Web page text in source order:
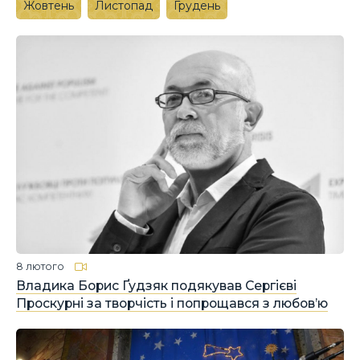
Жовтень Листопад Грудень
Владика Борис Ґудзяк подякував Сергієві
Проскурні за творчість і попрощався з любов’ю
8 лютого